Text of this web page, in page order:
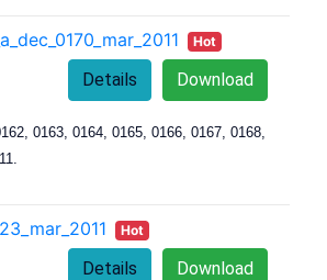
Hot
Download
Details
0163, 0164, 0165, 0166, 0167, 0168,
Hot
Download
Details